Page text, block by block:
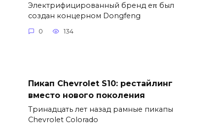
Электрифицированный бренд eπ был
создан концерном Dongfeng
0 134
Пикап Chevrolet S10: рестайлинг
вместо нового поколения
Тринадцать лет назад рамные пикапы
Chevrolet Colorado